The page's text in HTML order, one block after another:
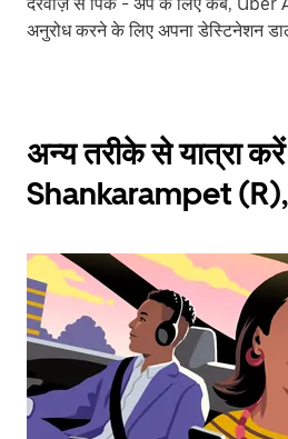
अनुरोध करने के लिए अपना डेस्टिनेशन
अन्य तरीके से यात्रा करें
Shankarampet (R),